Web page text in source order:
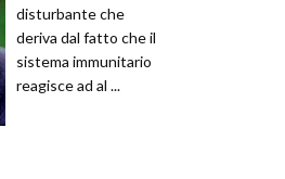
disturbante che
deriva dal fatto che il
sistema immunitario
reagisce ad al ...